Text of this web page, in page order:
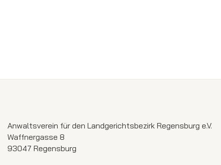
Anwaltsverein für den Landgerichtsbezirk Regensburg e.V.
Waffnergasse 8
93047 Regensburg